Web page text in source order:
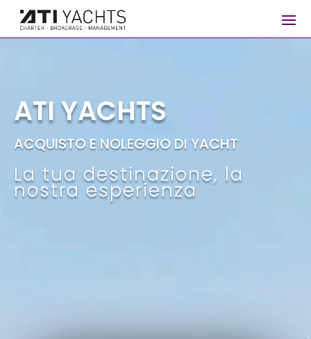
ATI YACHTS
ACQUISTO E NOLEGGIO DI YACHT
La tua destinazione, la
nostra esperienza